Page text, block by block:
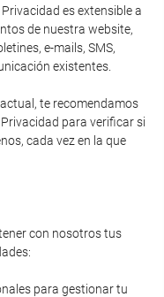
es extensible a
de nuestra website,
e-mails, SMS,
existentes.
te recomendamos
para verificar si
cada vez en la que
con nosotros tus
para gestionar tu